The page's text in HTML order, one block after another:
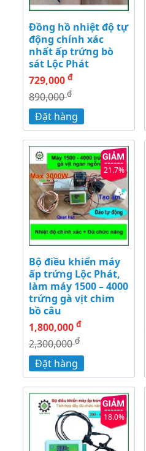
Đồng hồ nhiệt độ tự
động chính xác
nhất ấp trứng bò
sát Lộc Phát
729,000 đ
890,000đ
Đặt hàng
21.7%
Bộ điều khiển máy
ấp trứng Lộc Phát,
làm máy 1500 – 4000
trứng gà vịt chim
bồ câu
1,800,000 đ
2,300,000đ
Đặt hàng
18.0%